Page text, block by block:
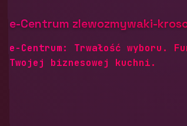
e-Centrum zlewozmywaki-
e-Centrum: Trwałość wyboru.
Twojej biznesowej kuchni.